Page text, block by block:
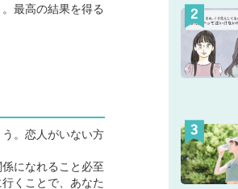
最高の結果を得る
。恋人がいない方
になれること必至
くことで、あなた